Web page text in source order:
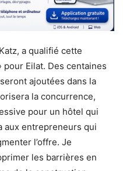
a qualifié cette
Eilat. Des centaines
ajoutées dans la
la concurrence,
pour un hôtel qui
aux entrepreneurs qui
l’offre. Je
les barrières en